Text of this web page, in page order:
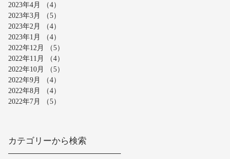
2023年4月
（4）
2023年3月
（5）
2023年2月
（4）
2023年1月
（4）
2022年12月
（5）
2022年11月
（4）
2022年10月
（5）
2022年9月
（4）
2022年8月
（4）
2022年7月
（5）
カテゴリーから検索